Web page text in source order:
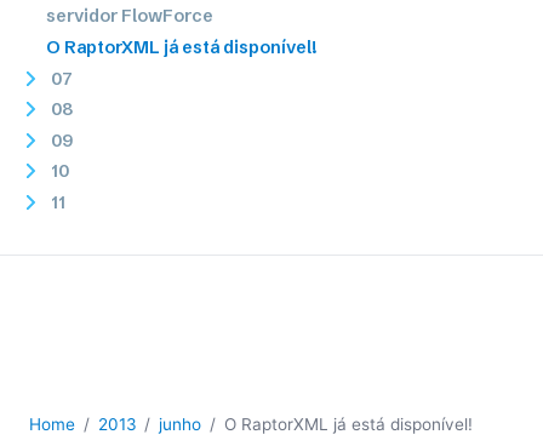
servidor FlowForce
O RaptorXML já está disponível!
07
08
09
10
11
2012
2007
Home 2013 junho O RaptorXML já está disponível!